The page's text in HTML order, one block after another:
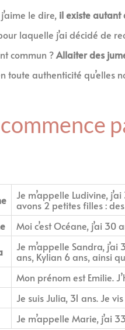
le dire, il existe autant
laquelle j’ai décidé de
commun ?Allaiter des
en toute authenticité
Je m’appelle Ludivine,
avons 2 petites filles : des
Moi c’est Océane, j’ai 30
Je m’appelle Sandra,
ans, Kylian 6 ans, ainsi
Mon prénom est Emilie.
Je suis Julia, 31 ans. Je
Je m’appelle Marie, j’ai